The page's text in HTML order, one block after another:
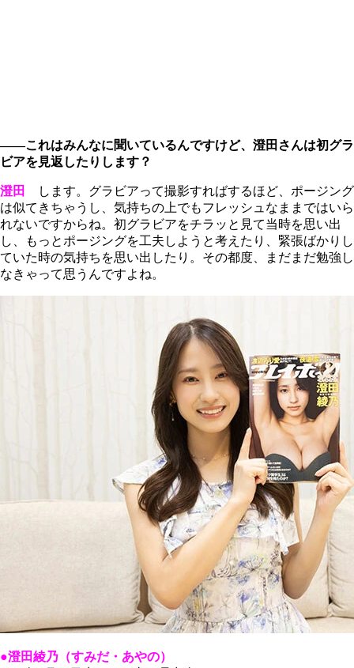
――これはみんなに聞いているんですけど、澄田さんは初グラ
ビアを見返したりします？
澄田
します。グラビアって撮影すればするほど、ポージング
は似てきちゃうし、気持ちの上でもフレッシュなままではいら
れないですからね。初グラビアをチラッと見て当時を思い出
し、もっとポージングを工夫しようと考えたり、緊張ばかりし
ていた時の気持ちを思い出したり。その都度、まだまだ勉強し
なきゃって思うんですよね。
●澄田綾乃（すみだ・あやの）